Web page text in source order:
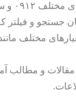
اپراتورها.
جستجو و فیلتر
مختلف
مقالات و مطالب